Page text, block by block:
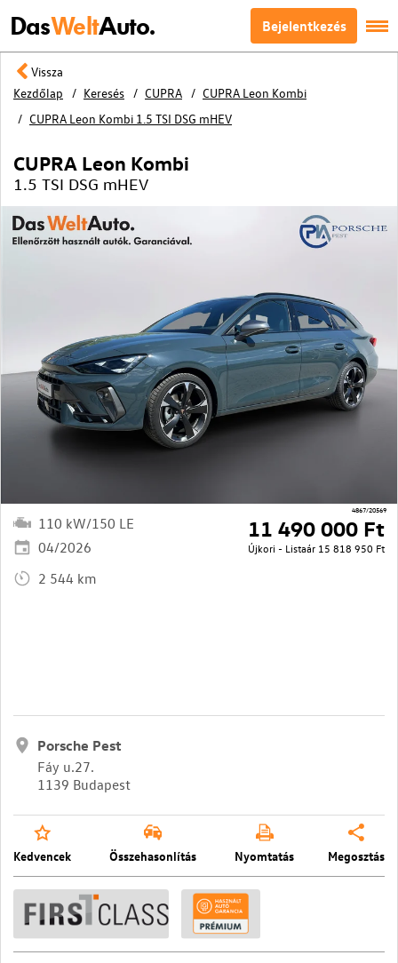
DasWeltAuto. Bejelentkezés
Vissza
Kezdőlap
Keresés CUPRA
CUPRA Leon Kombi
CUPRA Leon Kombi 1.5 TSI DSG mHEV
4867/20569
CUPRA Leon Kombi
1.5 TSI DSG mHEV
110 kW/150 LE
04/2026
2 544 km
11 490 000 Ft
Újkori - Listaár 15 818 950 Ft
Porsche Pest
Fáy u.27.
1139 Budapest
Kedvencek Összehasonlítás Nyomtatás Megosztás